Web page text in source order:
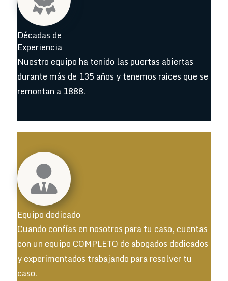
Equipo dedicado
Cuando confías en nosotros para tu caso, cuentas
con un equipo COMPLETO de abogados dedicados
y experimentados trabajando para resolver tu
caso.
Décadas de
Experiencia
Nuestro equipo ha tenido las puertas abiertas
durante más de 135 años y tenemos raíces que se
remontan a 1888.